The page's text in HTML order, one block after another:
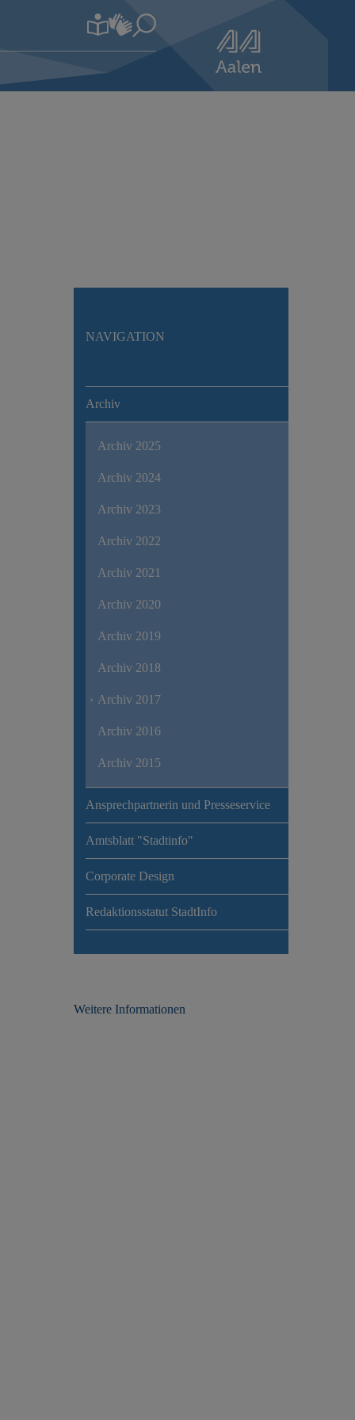
NAVIGATION
Archiv
Archiv 2025
Archiv 2024
Archiv 2023
Archiv 2022
Archiv 2021
Archiv 2020
Archiv 2019
Archiv 2018
Archiv 2017
Archiv 2016
Archiv 2015
Ansprechpartnerin und Presseservice
Amtsblatt "Stadtinfo"
Corporate Design
Redaktionsstatut StadtInfo
Weitere Informationen